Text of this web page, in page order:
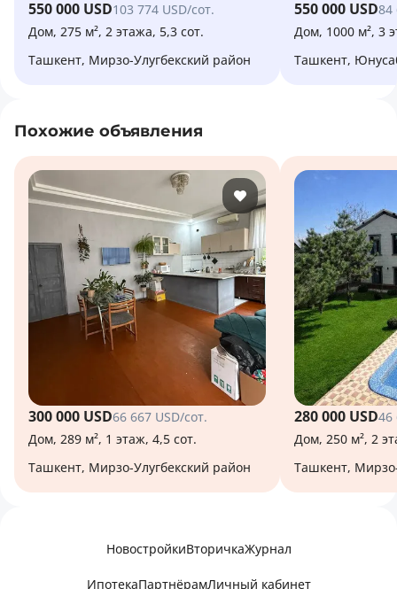
550 000 USD103 774 USD/сот.
Дом, 275 м², 2 этажа, 5,3 сот.
Ташкент, Мирзо-Улугбекский район
550 000 USD84
Дом, 1000 м², 3
Ташкент,
Похожие объявления
300 000 USD66 667 USD/сот.
Дом, 289 м², 1 этаж, 4,5 сот.
Ташкент, Мирзо-Улугбекский район
280 000 USD46
Дом, 250 м², 2
Ташкент,
НовостройкиВторичкаЖурнал
ИпотекаПартнёрамЛичный кабинет